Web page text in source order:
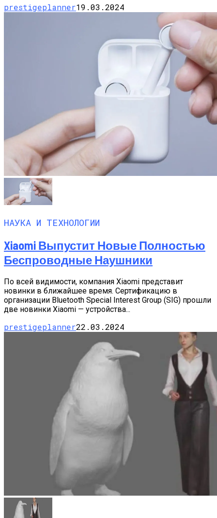
prestigeplanner19.03.2024
НАУКА И ТЕХНОЛОГИИ
Xiaomi Выпустит Новые Полностью
Беспроводные Наушники
По всей видимости, компания Xiaomi представит
новинки в ближайшее время. Сертификацию в
организации Bluetooth Special Interest Group (SIG) прошли
две новинки Xiaomi — устройства...
prestigeplanner22.03.2024